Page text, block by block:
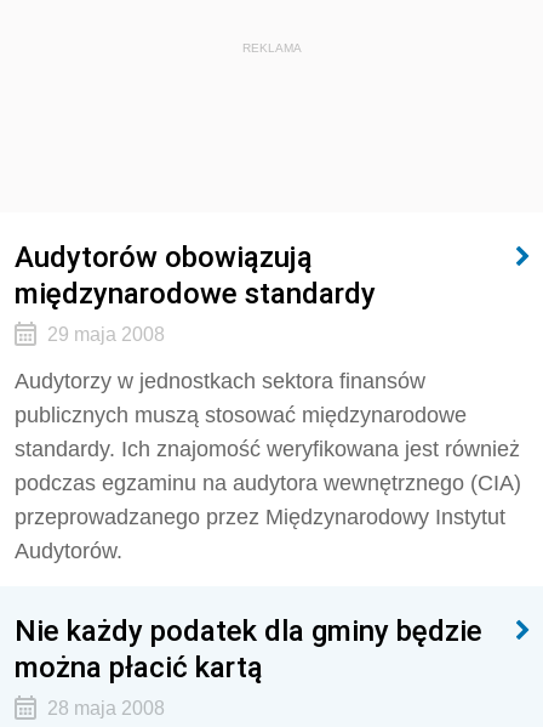
REKLAMA
Audytorów obowiązują
międzynarodowe standardy
29 maja 2008
Audytorzy w jednostkach sektora finansów
publicznych muszą stosować międzynarodowe
standardy. Ich znajomość weryfikowana jest również
podczas egzaminu na audytora wewnętrznego (CIA)
przeprowadzanego przez Międzynarodowy Instytut
Audytorów.
Nie każdy podatek dla gminy będzie
można płacić kartą
28 maja 2008